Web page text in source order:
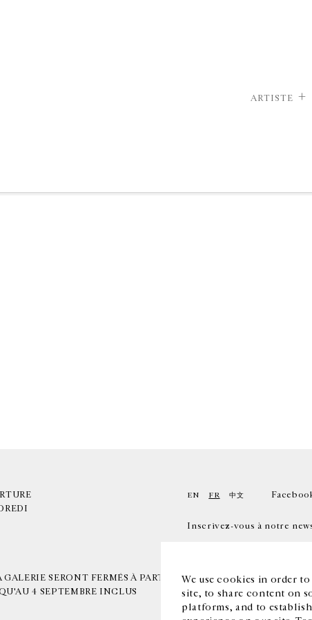
We use cookies in order
site, to share content on
platforms, and to
ARTISTE
GALERIE SERONT FERMÉS À PARTIR
4 SEPTEMBRE INCLUS
EN FR 中文
Inscrivez-vous à notre